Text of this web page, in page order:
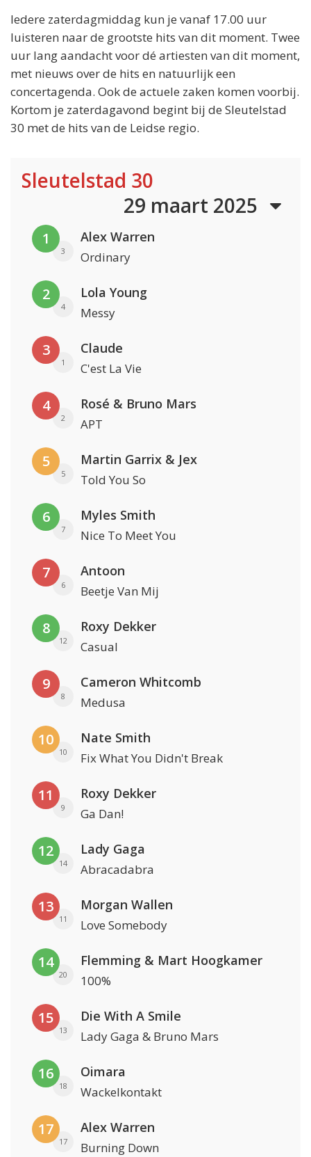
Iedere zaterdagmiddag kun je vanaf 17.00 uur
luisteren naar de grootste hits van dit moment. Twee
uur lang aandacht voor dé artiesten van dit moment,
met nieuws over de hits en natuurlijk een
concertagenda. Ook de actuele zaken komen voorbij.
Kortom je zaterdagavond begint bij de Sleutelstad
30 met de hits van de Leidse regio.
Sleutelstad 30
29 maart 2025
1
3
Alex Warren
Ordinary
2
4
Lola Young
Messy
3
1
Claude
C'est La Vie
4
2
Rosé & Bruno Mars
APT
5
5
Martin Garrix & Jex
Told You So
6
7
Myles Smith
Nice To Meet You
7
6
Antoon
Beetje Van Mij
8
12
Roxy Dekker
Casual
9
8
Cameron Whitcomb
Medusa
10
10
Nate Smith
Fix What You Didn't Break
11
9
Roxy Dekker
Ga Dan!
12
14
Lady Gaga
Abracadabra
13
11
Morgan Wallen
Love Somebody
14
20
Flemming & Mart Hoogkamer
100%
15
13
Die With A Smile
Lady Gaga & Bruno Mars
16
18
Oimara
Wackelkontakt
17
17
Alex Warren
Burning Down